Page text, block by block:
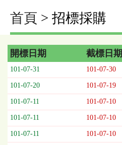
首頁 > 招標採購
招
標
採
購
列
表，
欄
位
開標日期 截標日期
101-07-31 101-07-30
101-07-20 101-07-19
101-07-11 101-07-10
101-07-11 101-07-10
101-07-11 101-07-10